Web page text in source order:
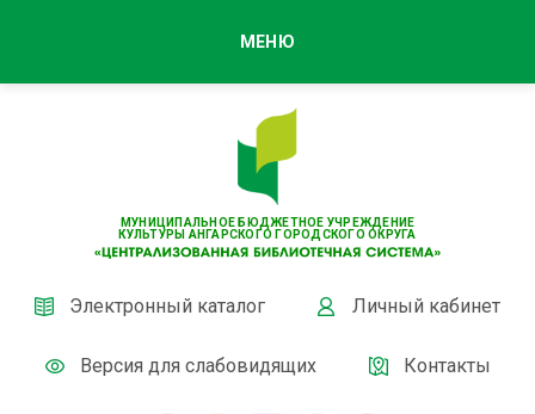
МУНИЦИПАЛЬНОЕ БЮДЖЕТНОЕ УЧРЕЖДЕНИЕ
КУЛЬТУРЫ АНГАРСКОГО ГОРОДСКОГО ОКРУГА
Электронный каталог Личный кабинет
Версия для слабовидящих Контакты
МЕНЮ